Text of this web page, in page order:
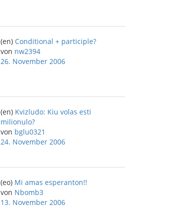
(en) Conditional + participle?
von nw2394
26. November 2006
(en) Kvizludo: Kiu volas esti
milionulo?
von bglu0321
24. November 2006
(eo) Mi amas esperanton!!
von Nbomb3
13. November 2006